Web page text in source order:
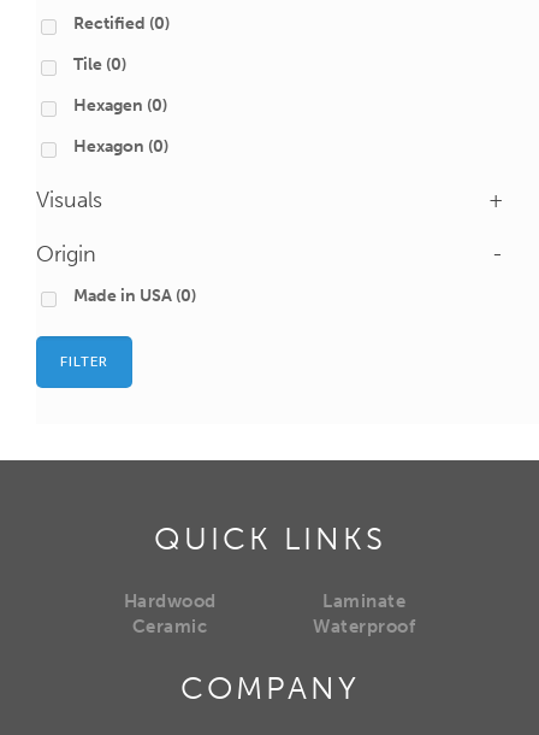
Rectified (0)
Tile (0)
Hexagen (0)
Hexagon (0)
Visuals +
Origin -
Made in USA (0)
FILTER
QUICK LINKS
Hardwood
Ceramic
Laminate
Waterproof
COMPANY